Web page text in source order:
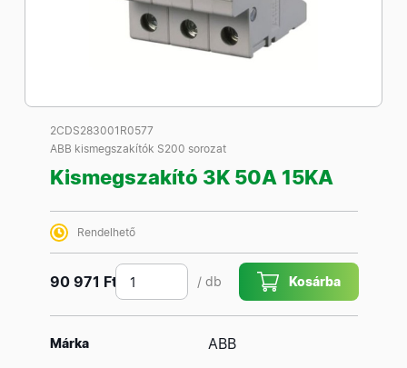
2CDS283001R0577
ABB kismegszakítók S200 sorozat
Kismegszakító 3K 50A 15KA
Rendelhető
90 971 Ft / db Kosárba
Márka ABB